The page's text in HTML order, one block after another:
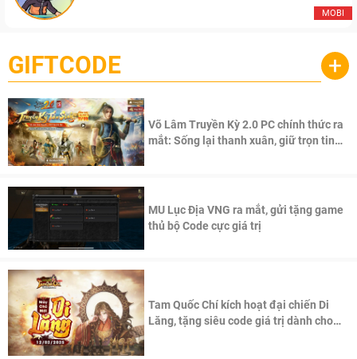
MOBI
GIFTCODE +
Võ Lâm Truyền Kỳ 2.0 PC chính thức ra
mắt: Sống lại thanh xuân, giữ trọn tinh
MU Lục Địa VNG ra mắt, gửi tặng game
thủ bộ Code cực giá trị
Tam Quốc Chí kích hoạt đại chiến Di
Lăng, tặng siêu code giá trị dành cho